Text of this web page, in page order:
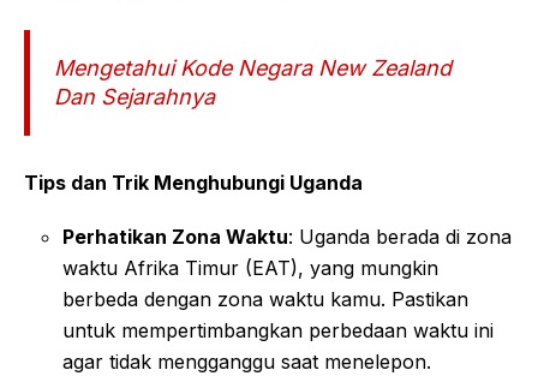
Mengetahui Kode Negara New Zealand
Dan Sejarahnya
Tips dan Trik Menghubungi Uganda
Perhatikan Zona Waktu: Uganda berada di zona
waktu Afrika Timur (EAT), yang mungkin
berbeda dengan zona waktu kamu. Pastikan
untuk mempertimbangkan perbedaan waktu ini
agar tidak mengganggu saat menelepon.